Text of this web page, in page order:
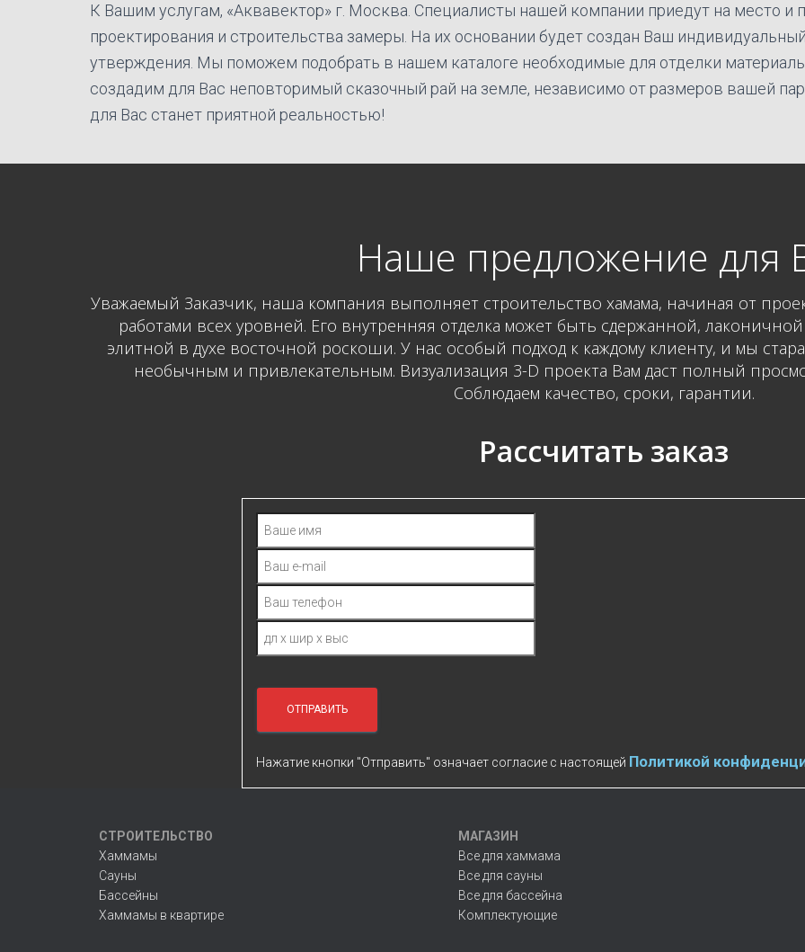
К Вашим услугам, «Аквавектор» г. Москва. Специалисты нашей компании приедут на место и
проектирования и строительства замеры. На их основании будет создан Ваш
утверждения. Мы поможем подобрать в нашем каталоге необходимые для отделки
создадим для Вас неповторимый сказочный рай на земле, независимо от размеров вашей
для Вас станет приятной реальностью!
Наше предложение для
Уважаемый Заказчик, наша компания выполняет строительство хамама, начиная от
работами всех уровней. Его внутренняя отделка может быть сдержанной,
элитной в духе восточной роскоши. У нас особый подход к каждому клиенту, и мы
необычным и привлекательным. Визуализация 3-D проекта Вам даст полный
Соблюдаем качество, сроки, гарантии.
Рассчитать заказ
Нажатие кнопки "Отправить" означает согласие с настоящей Политикой
СТРОИТЕЛЬСТВО
Хаммамы
Сауны
Бассейны
Хаммамы в квартире
МАГАЗИН
Все для хаммама
Все для сауны
Все для бассейна
Комплектующие